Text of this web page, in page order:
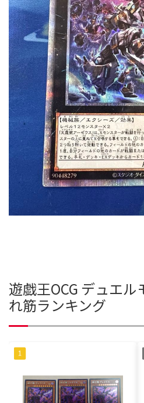
遊戯王OCG デュエ
れ筋ランキング